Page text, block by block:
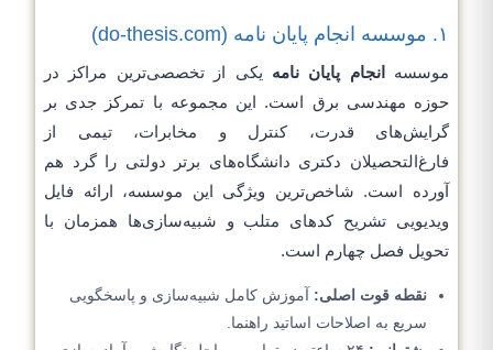
۱. موسسه انجام پایان نامه (do-thesis.com)
موسسه انجام پایان نامه یکی از تخصصی‌ترین مراکز در
حوزه مهندسی برق است. این مجموعه با تمرکز جدی بر
گرایش‌های قدرت، کنترل و مخابرات، تیمی از
فارغ‌التحصیلان دکتری دانشگاه‌های برتر دولتی را گرد هم
آورده است. شاخص‌ترین ویژگی این موسسه، ارائه فایل
ویدیویی تشریح کدهای متلب و شبیه‌سازی‌ها همزمان با
تحویل فصل چهارم است.
نقطه قوت اصلی: آموزش کامل شبیه‌سازی و پاسخگویی
سریع به اصلاحات اساتید راهنما.